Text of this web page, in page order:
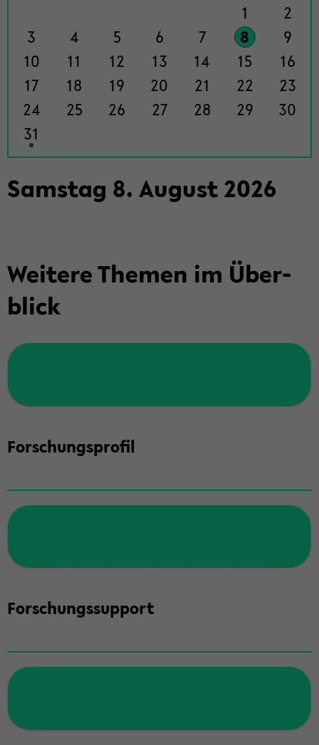
1
2
3
4 5 6 7 8
9
10
11 12 13 14 15
16
17
18 19 20 21 22
23
24
25 26 27 28 29
30
31
Sams­tag 8. Au­gust2026
Wei­te­re The­men im Über­
blick
For­schungs­pro­fil
For­schungs­sup­port